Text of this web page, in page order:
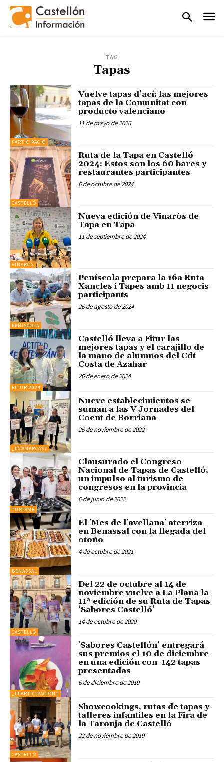
TAG
Tapas
PARTICIPACIÓ
Vuelve tapas d’ací: las mejores
tapas de la Comunitat con
producto valenciano
11 de mayo de 2026
CASTELLÓ
Ruta de la Tapa en Castelló
2024: Estos son los 60 bares y
restaurantes participantes
6 de octubre de 2024
VINARÒS
Nueva edición de Vinaròs de
Tapa en Tapa
11 de septiembre de 2024
PEÑÍSCOLA
Peníscola prepara la 16a Ruta
Xancles i Tapes amb 11 negocis
participants
26 de agosto de 2024
FITUR 2024
Castelló lleva a Fitur las
mejores tapas y el carajillo de
la mano de alumnos del Cdt
Costa de Azahar
26 de enero de 2024
_PCOMARCAS7
Nueve establecimientos se
suman a las V Jornades del
Coent de Borriana
26 de noviembre de 2022
TURISME
Clausurado el Congreso
Nacional de Tapas de Castelló,
un impulso al turismo de
congresos en la provincia
6 de junio de 2022
BENASSAL
El 'Mes de l'avellana' aterriza
en Benassal con la llegada del
otoño
4 de octubre de 2021
CASTELLÓ
Del 22 de octubre al 14 de
noviembre vuelve a La Plana la
11ª edición de su Ruta de Tapas
‘Sabores Castelló’
14 de octubre de 2020
_PPARTICIPACION1
'Sabores Castellón’ entregará
sus premios el 10 de diciembre
en una edición con 142 tapas
presentadas
6 de diciembre de 2019
CASTELLÓ
Showcookings, rutas de tapas y
talleres infantiles en la Fira de
la Taronja de Castelló
22 de noviembre de 2019